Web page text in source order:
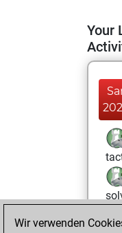
Your
Wir verwenden